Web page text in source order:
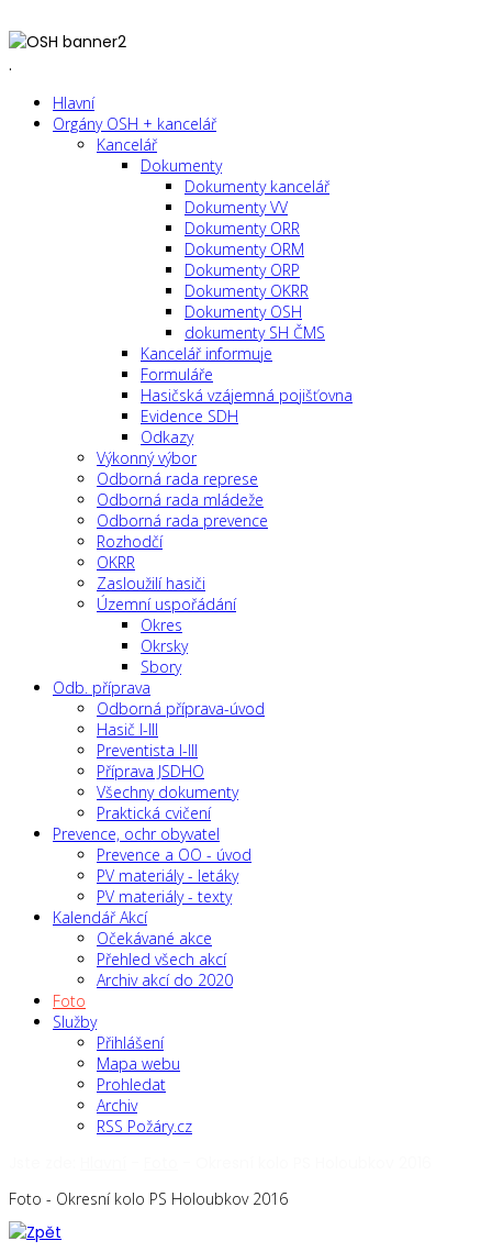
.
Hlavní
Orgány OSH + kancelář
Kancelář
Dokumenty
Dokumenty kancelář
Dokumenty VV
Dokumenty ORR
Dokumenty ORM
Dokumenty ORP
Dokumenty OKRR
Dokumenty OSH
dokumenty SH ČMS
Kancelář informuje
Formuláře
Hasičská vzájemná pojišťovna
Evidence SDH
Odkazy
Výkonný výbor
Odborná rada represe
Odborná rada mládeže
Odborná rada prevence
Rozhodčí
OKRR
Zasloužilí hasiči
Územní uspořádání
Okres
Okrsky
Sbory
Odb. příprava
Odborná příprava-úvod
Hasič I-III
Preventista I-III
Příprava JSDHO
Všechny dokumenty
Praktická cvičení
Prevence, ochr obyvatel
Prevence a OO - úvod
PV materiály - letáky
PV materiály - texty
Kalendář Akcí
Očekávané akce
Přehled všech akcí
Archiv akcí do 2020
Foto
Služby
Přihlášení
Mapa webu
Prohledat
Archiv
RSS Požáry.cz
Foto - Okresní kolo PS Holoubkov 2016